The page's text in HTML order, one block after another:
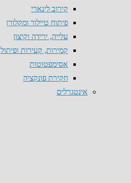
קירוב לינארי
פיתוח טיילור ומקלורן
עלייה, ירידה וקיצון
קמירות, קעירות ופיתול
אסימפטוטות
חקירת פונקציה
אינטגרלים